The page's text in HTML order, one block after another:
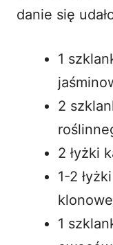
danie się
1
2
2 łyżki
1-2
1